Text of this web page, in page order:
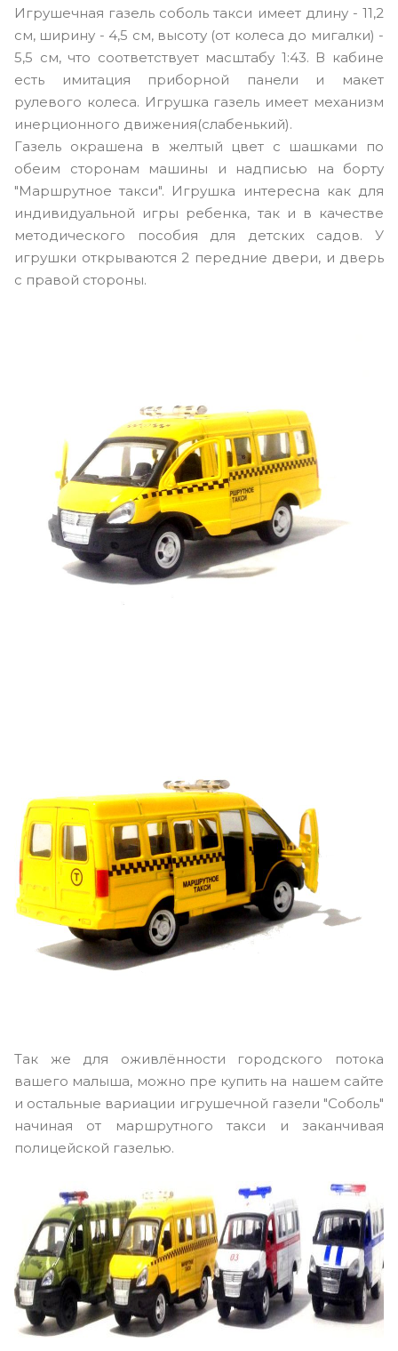
Игрушечная газель соболь такси имеет длину - 11,2
см, ширину - 4,5 см, высоту (от колеса до мигалки) -
5,5 см, что соответствует масштабу 1:43. В кабине
есть имитация приборной панели и макет
рулевого колеса. Игрушка газель имеет механизм
инерционного движения(слабенький).
Газель окрашена в желтый цвет с шашками по
обеим сторонам машины и надписью на борту
"Маршрутное такси". Игрушка интересна как для
индивидуальной игры ребенка, так и в качестве
методического пособия для детских садов. У
игрушки открываются 2 передние двери, и дверь
с правой стороны.
Так же для оживлённости городского потока
вашего малыша, можно пре купить на нашем сайте
и остальные вариации игрушечной газели "Соболь"
начиная от маршрутного такси и заканчивая
полицейской газелью.